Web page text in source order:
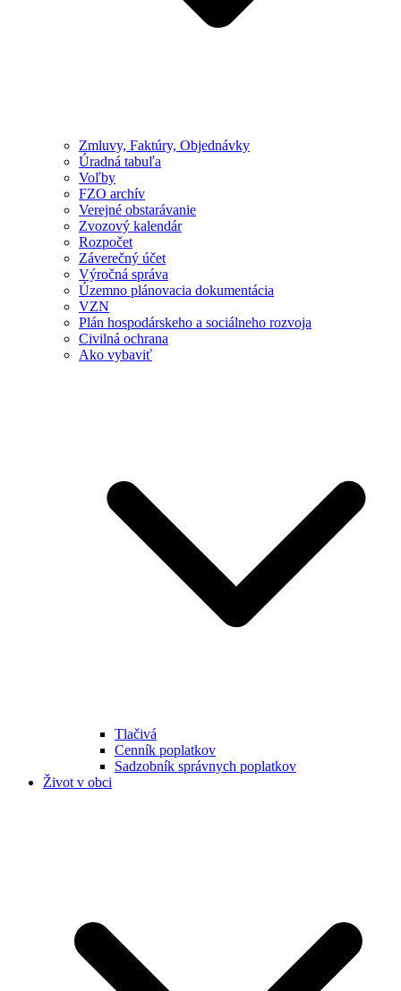
Zmluvy, Faktúry, Objednávky
Úradná tabuľa
Voľby
FZO archív
Verejné obstarávanie
Zvozový kalendár
Rozpočet
Záverečný účet
Výročná správa
Územno plánovacia dokumentácia
VZN
Plán hospodárskeho a sociálneho rozvoja
Civilná ochrana
Ako vybaviť
Tlačivá
Cenník poplatkov
Sadzobník správnych poplatkov
Život v obci